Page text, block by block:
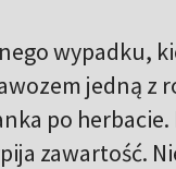
wypadku,
jedną z
po
zawartość.